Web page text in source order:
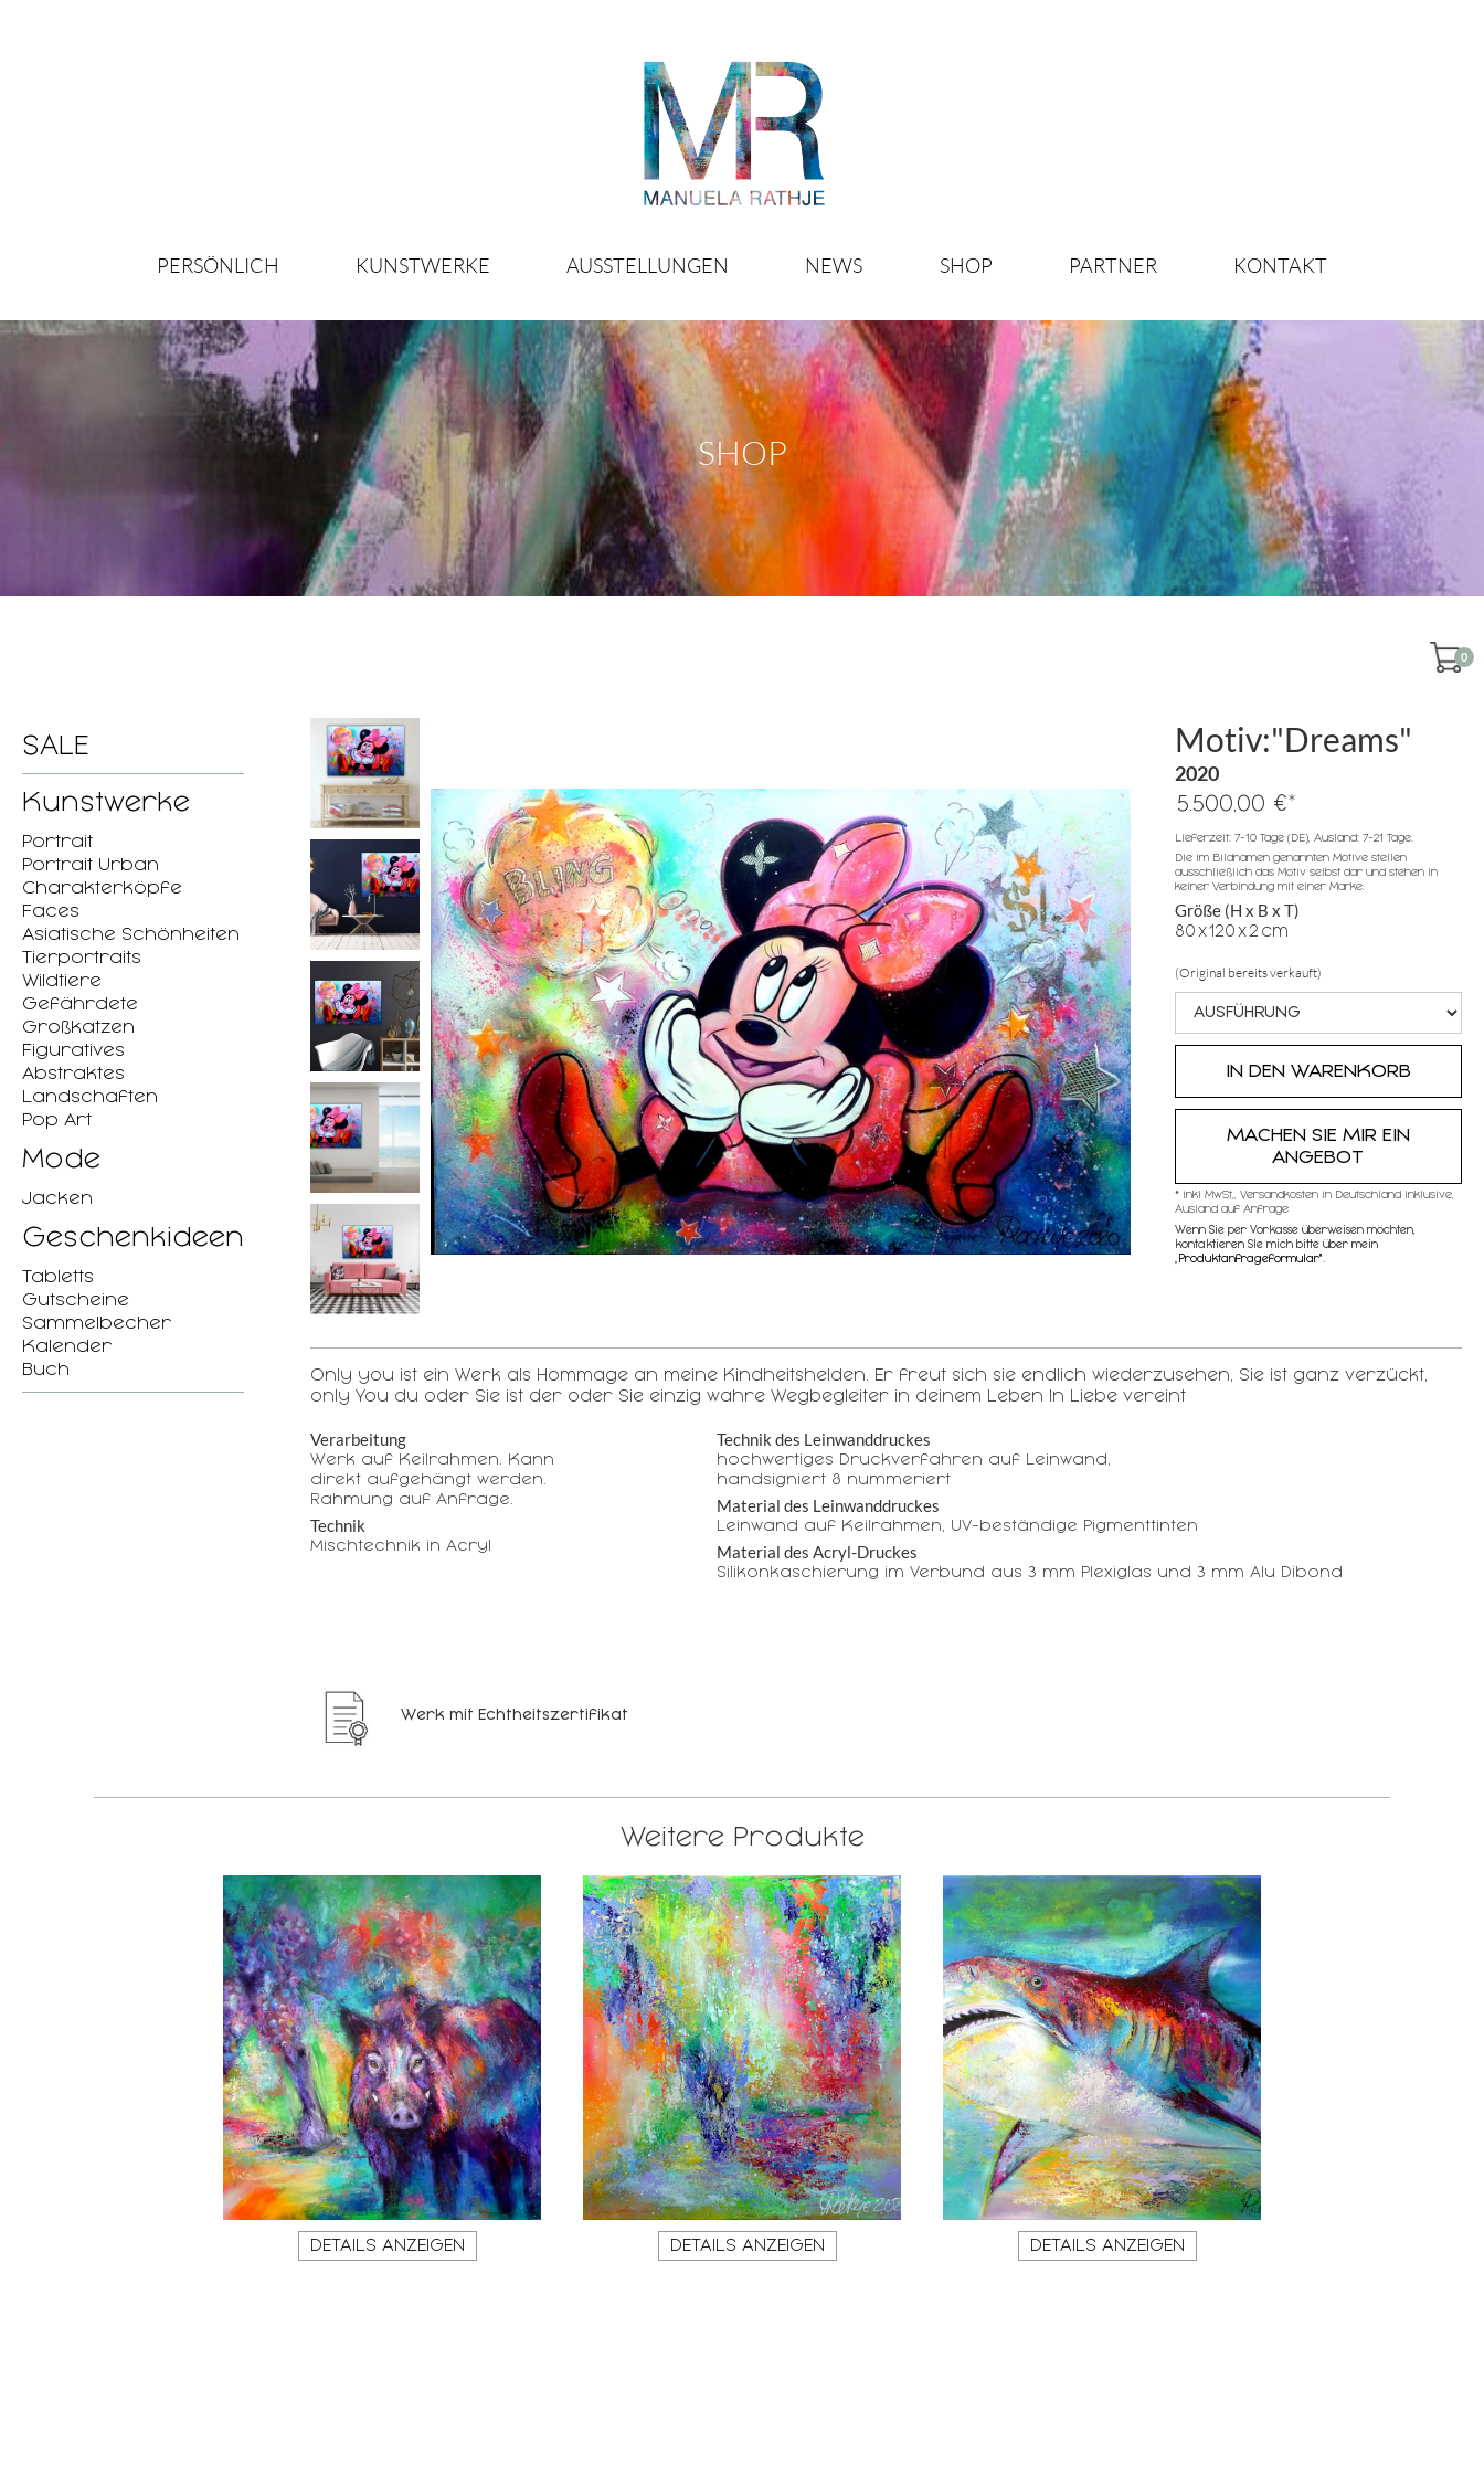
PERSÖNLICH KUNSTWERKE AUSSTELLUNGEN NEWS SHOP PARTNER KONTAKT
SHOP
0
SALE
Kunstwerke
Portrait
Portrait Urban
Charakterköpfe
Faces
Asiatische Schönheiten
Tierportraits
Wildtiere
Gefährdete
Großkatzen
Figuratives
Abstraktes
Landschaften
Pop Art
Mode
Jacken
Geschenkideen
Tabletts
Gutscheine
Sammelbecher
Kalender
Buch
Motiv:"Dreams"
2020
5.500,00 €*
Lieferzeit: 7-10 Tage (DE), Ausland: 7-21 Tage.
Die im Bildnamen genannten Motive stellen
ausschließlich das Motiv selbst dar und stehen in
keiner Verbindung mit einer Marke.
Größe (H x B x T)
80x120x2 cm
(Original bereits verkauft)
MACHEN SIE MIR EIN
ANGEBOT
* inkl MwSt,, Versandkosten in Deutschland inklusive,
Ausland auf Anfrage
Wenn Sie per Vorkasse überweisen möchten,
kontaktieren SIe mich bitte über mein
Produktanfrageformular"
Only you ist ein Werk als Hommage an meine Kindheitshelden. Er freut sich sie endlich wiederzusehen, Sie ist ganz verzückt,
only You du oder Sie ist der oder Sie einzig wahre Wegbegleiter in deinem Leben In Liebe vereint
Verarbeitung
Werk auf Keilrahmen. Kann
direkt aufgehängt werden.
Rahmung auf Anfrage.
Technik
Mischtechnik in Acryl
Technik des Leinwanddruckes
hochwertiges Druckverfahren auf Leinwand,
handsigniert & nummeriert
Material des Leinwanddruckes
Leinwand auf Keilrahmen, UV-beständige Pigmenttinten
Material des Acryl-Druckes
Silikonkaschierung im Verbund aus 3 mm Plexiglas und 3 mm Alu Dibond
Werk mit Echtheitszertifikat
Weitere Produkte
DETAILS ANZEIGEN DETAILS ANZEIGEN DETAILS ANZEIGEN